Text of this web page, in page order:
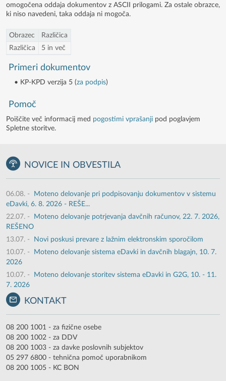
omogočena oddaja dokumentov z ASCII prilogami. Za ostale obrazce,
ki niso navedeni, taka oddaja ni mogoča.
Obrazec
Različica
Različica
5 in več
Primeri dokumentov
• KP-KPD verzija 5 (za podpis)
Pomoč
Poiščite več informacij med pogostimi vprašanji pod poglavjem
Spletne storitve.
NOVICE IN OBVESTILA
06.08. -
Moteno delovanje pri podpisovanju dokumentov v sistemu
eDavki, 6. 8. 2026 - REŠE...
22.07. -
Moteno delovanje potrjevanja davčnih računov, 22. 7. 2026,
REŠENO
13.07. -
Novi poskusi prevare z lažnim elektronskim sporočilom
10.07. -
Moteno delovanje sistema eDavki in davčnih blagajn, 10. 7.
2026
10.07. -
Moteno delovanje storitev sistema eDavki in G2G, 10. - 11.
7. 2026
KONTAKT
08 200 1001 - za fizične osebe
08 200 1002 - za DDV
08 200 1003 - za davke poslovnih subjektov
05 297 6800 - tehnična pomoč uporabnikom
08 200 1005 - KC BON